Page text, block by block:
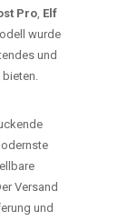
Pro, Elf
wurde
und
Versand
und